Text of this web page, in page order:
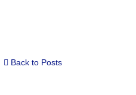
Back to Posts